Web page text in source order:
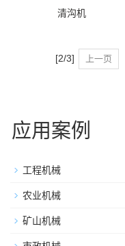
清沟机
[2/3] 上一页
应用案例
工程机械
农业机械
矿山机械